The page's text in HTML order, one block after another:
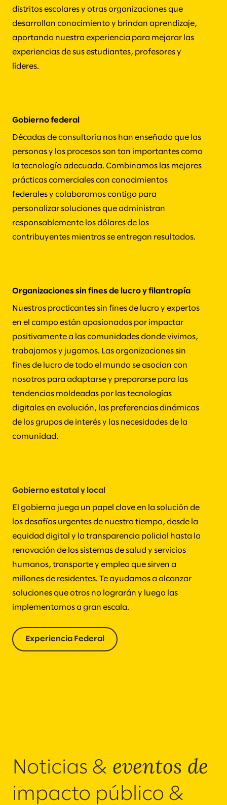
distritos escolares y otras organizaciones que
desarrollan conocimiento y brindan aprendizaje,
aportando nuestra experiencia para mejorar las
experiencias de sus estudiantes, profesores y
líderes.
Gobierno federal
Décadas de consultoría nos han enseñado que las
personas y los procesos son tan importantes como
la tecnología adecuada. Combinamos las mejores
prácticas comerciales con conocimientos
federales y colaboramos contigo para
personalizar soluciones que administran
responsablemente los dólares de los
contribuyentes mientras se entregan resultados.
Organizaciones sin fines de lucro y filantropía
Nuestros practicantes sin fines de lucro y expertos
en el campo están apasionados por impactar
positivamente a las comunidades donde vivimos,
trabajamos y jugamos. Las organizaciones sin
fines de lucro de todo el mundo se asocian con
nosotros para adaptarse y prepararse para las
tendencias moldeadas por las tecnologías
digitales en evolución, las preferencias dinámicas
de los grupos de interés y las necesidades de la
comunidad.
Gobierno estatal y local
El gobierno juega un papel clave en la solución de
los desafíos urgentes de nuestro tiempo, desde la
equidad digital y la transparencia policial hasta la
renovación de los sistemas de salud y servicios
humanos, transporte y empleo que sirven a
millones de residentes. Te ayudamos a alcanzar
soluciones que otros no lograrán y luego las
implementamos a gran escala.
Experiencia Federal
Noticias & eventos de
impacto público &